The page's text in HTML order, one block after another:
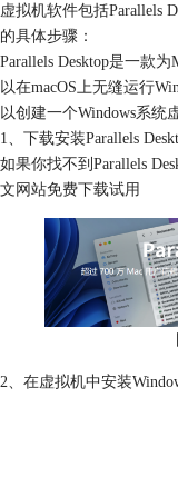
虚拟机软件包括Parallels
的具体步骤：
Parallels Desktop是一款
以在macOS上无缝运行
以创建一个Windows系统
1、下载安装Parallels
如果你找不到Parallels
文网站免费下载试用
2、在虚拟机中安装
可以使用一个正版的